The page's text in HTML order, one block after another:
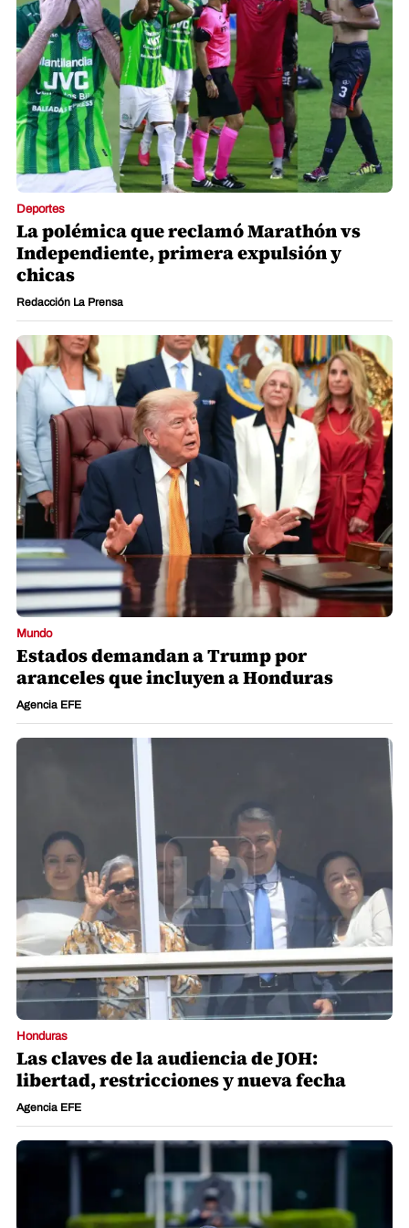
Deportes
La polémica que reclamó Marathón vs
Independiente, primera expulsión y
chicas
Redacción La Prensa
Mundo
Estados demandan a Trump por
aranceles que incluyen a Honduras
Agencia EFE
Honduras
Las claves de la audiencia de JOH:
libertad, restricciones y nueva fecha
Agencia EFE